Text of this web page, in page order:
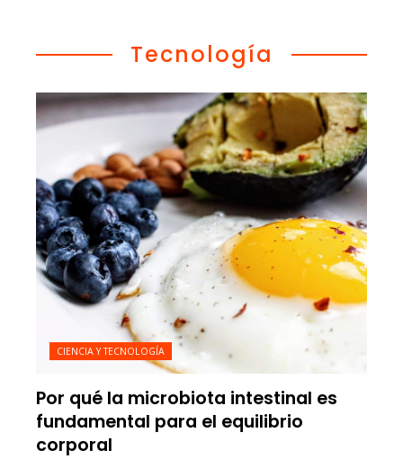
Tecnología
CIENCIA Y TECNOLOGÍA
Por qué la microbiota intestinal es
fundamental para el equilibrio
corporal